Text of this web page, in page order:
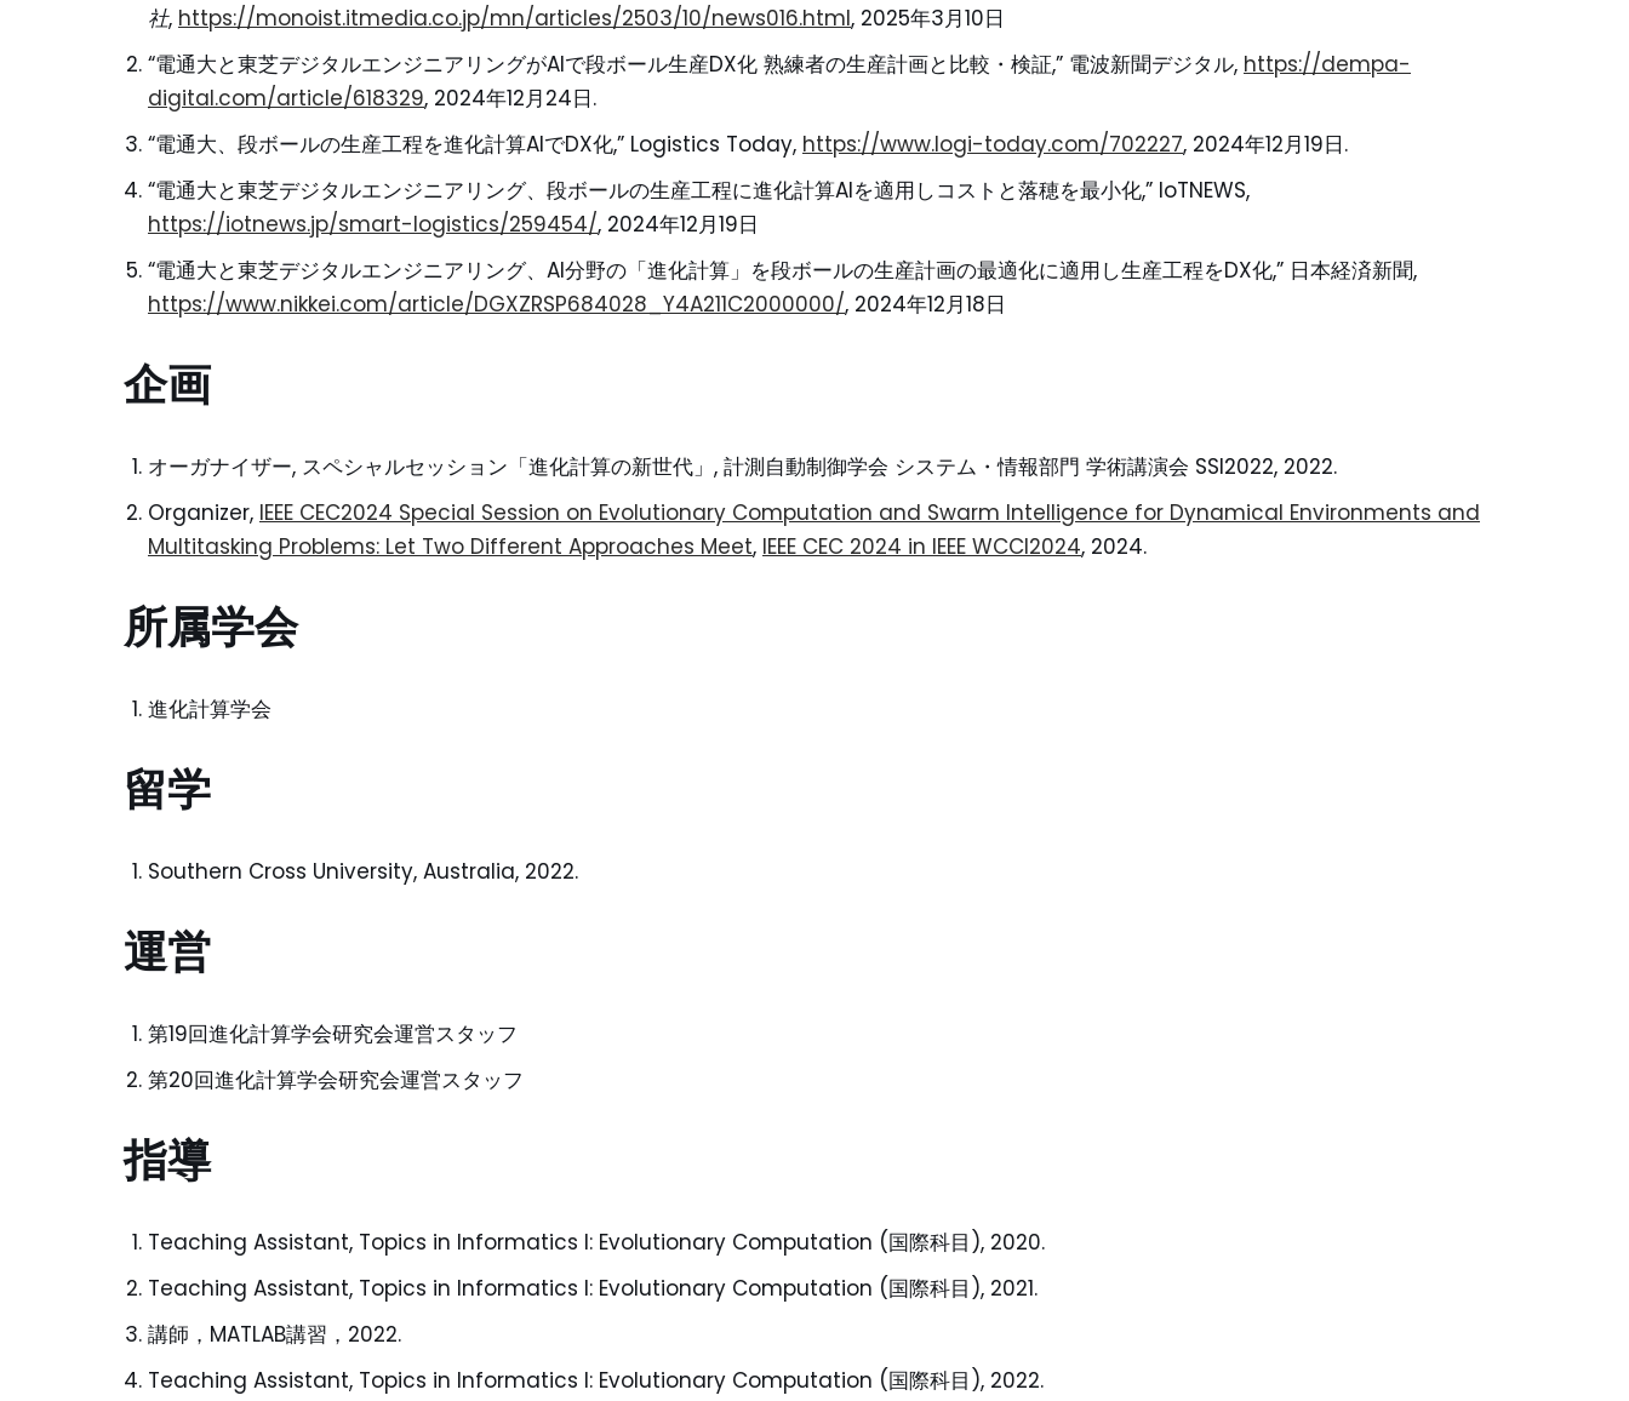
社, https://monoist.itmedia.co.jp/mn/articles/2503/10/news016.html, 2025年3月10日
“電通大と東芝デジタルエンジニアリングがAIで段ボール生産DX化 熟練者の生産計画と比較・検証,” 電波新聞デジタル, https://dempa-
digital.com/article/618329, 2024年12月24日.
“電通大、段ボールの生産工程を進化計算AIでDX化,” Logistics Today, https://www.logi-today.com/702227, 2024年12月19日.
“電通大と東芝デジタルエンジニアリング、段ボールの生産工程に進化計算AIを適用しコストと落穂を最小化,” IoTNEWS,
https://iotnews.jp/smart-logistics/259454/, 2024年12月19日
“電通大と東芝デジタルエンジニアリング、AI分野の「進化計算」を段ボールの生産計画の最適化に適用し生産工程をDX化,” 日本経済新聞,
https://www.nikkei.com/article/DGXZRSP684028_Y4A211C2000000/, 2024年12月18日
企画
オーガナイザー, スペシャルセッション「進化計算の新世代」, 計測自動制御学会 システム・情報部門 学術講演会 SSI2022, 2022.
Organizer, IEEE CEC2024 Special Session on Evolutionary Computation and Swarm Intelligence for Dynamical Environments and
Multitasking Problems: Let Two Different Approaches Meet, IEEE CEC 2024 in IEEE WCCI2024, 2024.
所属学会
進化計算学会
留学
Southern Cross University, Australia, 2022.
運営
第19回進化計算学会研究会運営スタッフ
第20回進化計算学会研究会運営スタッフ
指導
Teaching Assistant, Topics in Informatics I: Evolutionary Computation (国際科目), 2020.
Teaching Assistant, Topics in Informatics I: Evolutionary Computation (国際科目), 2021.
講師，MATLAB講習，2022.
Teaching Assistant, Topics in Informatics I: Evolutionary Computation (国際科目), 2022.